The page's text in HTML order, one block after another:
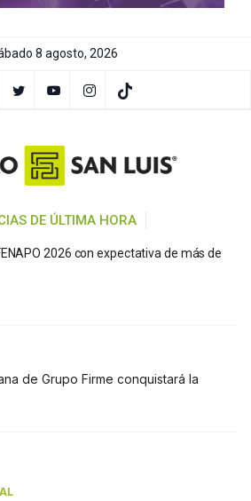
8 agosto, 2026
DE ÚLTIMA HORA
2026 con expectativa de más de
de Grupo Firme conquistará la